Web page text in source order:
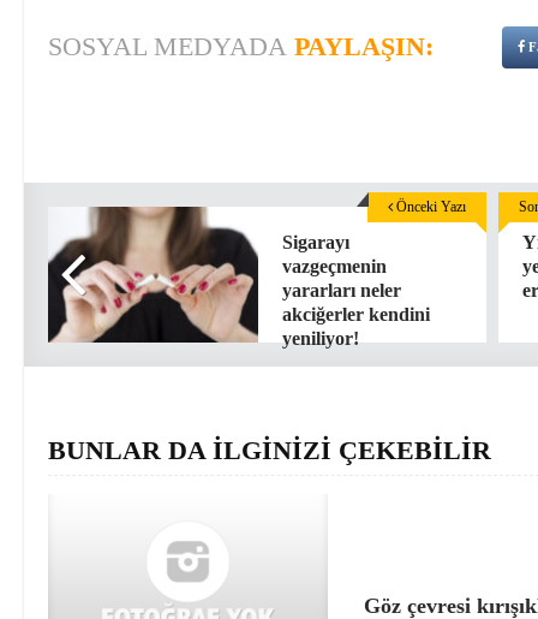
SOSYAL MEDYADA PAYLAŞIN:
Sigarayı
vazgeçmenin
yararları neler
akciğerler kendini
yeniliyor!
Önceki Yazı
BUNLAR DA İLGİNİZİ ÇEKEBİLİR
Göz çevresi